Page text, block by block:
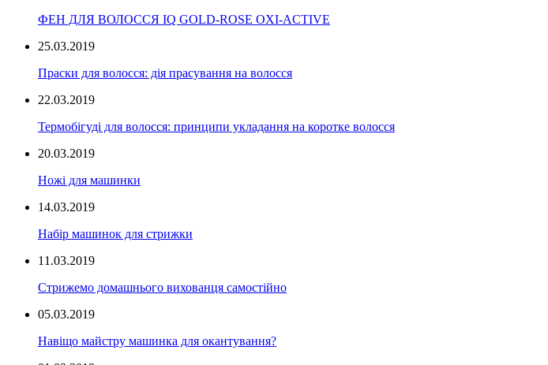
ФЕН ДЛЯ ВОЛОССЯ IQ GOLD-ROSE OXI-ACTIVE
25.03.2019
Праски для волосся: дія прасування на волосся
22.03.2019
Термобігуді для волосся: принципи укладання на коротке волосся
20.03.2019
Ножі для машинки
14.03.2019
Набір машинок для стрижки
11.03.2019
Стрижемо домашнього вихованця самостійно
05.03.2019
Навіщо майстру машинка для окантування?